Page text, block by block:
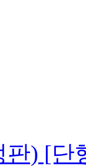
판) [단